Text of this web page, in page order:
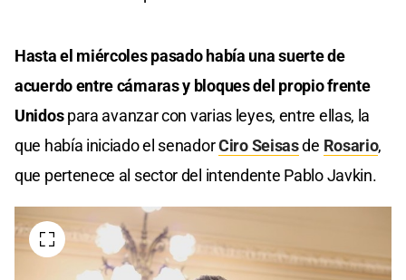
Hasta el miércoles pasado había una suerte de
acuerdo entre cámaras y bloques del propio frente
Unidospara avanzar con varias leyes, entre ellas, la
que había iniciado el senadorCiro Seisasde Rosario,
que pertenece al sector del intendente Pablo Javkin.